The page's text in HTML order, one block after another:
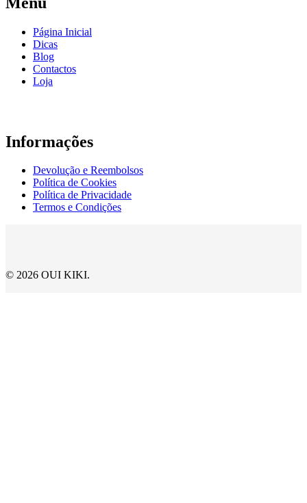
Página Inicial
Dicas
Blog
Contactos
Loja
Informações
Devolução e Reembolsos
Política de Cookies
Política de Privacidade
Termos e Condições
© 2026 OUI KIKI.